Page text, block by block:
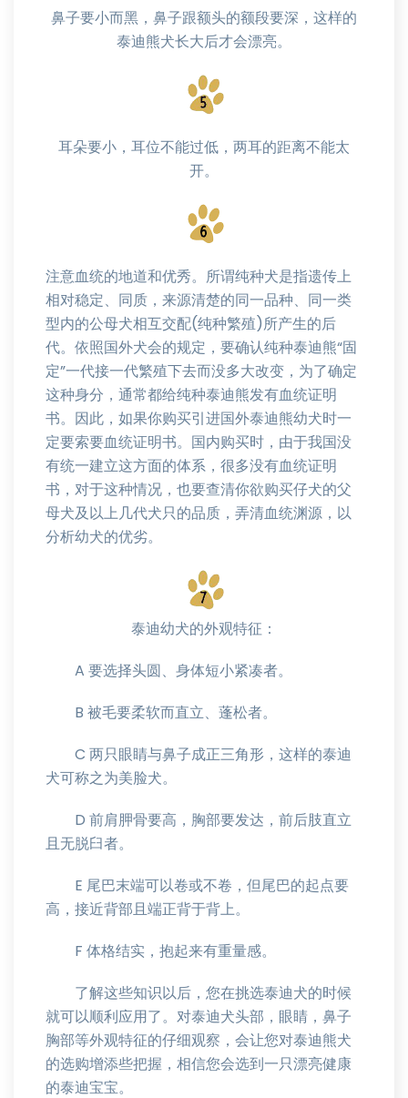
鼻子要小而黑，鼻子跟额头的额段要深，这样的
泰迪熊犬长大后才会漂亮。
耳朵要小，耳位不能过低，两耳的距离不能太
开。
注意血统的地道和优秀。所谓纯种犬是指遗传上
相对稳定、同质，来源清楚的同一品种、同一类
型内的公母犬相互交配(纯种繁殖)所产生的后
代。依照国外犬会的规定，要确认纯种泰迪熊“固
定”一代接一代繁殖下去而没多大改变，为了确定
这种身分，通常都给纯种泰迪熊发有血统证明
书。因此，如果你购买引进国外泰迪熊幼犬时一
定要索要血统证明书。国内购买时，由于我国没
有统一建立这方面的体系，很多没有血统证明
书，对于这种情况，也要查清你欲购买仔犬的父
母犬及以上几代犬只的品质，弄清血统渊源，以
分析幼犬的优劣。
泰迪幼犬的外观特征：
A 要选择头圆、身体短小紧凑者。
B 被毛要柔软而直立、蓬松者。
C 两只眼睛与鼻子成正三角形，这样的泰迪
犬可称之为美脸犬。
D 前肩胛骨要高，胸部要发达，前后肢直立
且无脱臼者。
E 尾巴末端可以卷或不卷，但尾巴的起点要
高，接近背部且端正背于背上。
F 体格结实，抱起来有重量感。
了解这些知识以后，您在挑选泰迪犬的时候
就可以顺利应用了。对泰迪犬头部，眼睛，鼻子
胸部等外观特征的仔细观察，会让您对泰迪熊犬
的选购增添些把握，相信您会选到一只漂亮健康
的泰迪宝宝。